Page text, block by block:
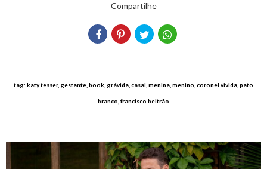
Compartilhe
tag: katy tesser, gestante, book, grávida, casal, menina, menino, coronel vivida, pato
branco, francisco beltrão